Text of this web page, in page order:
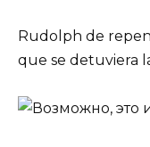
Rudolph de
que se detuviera